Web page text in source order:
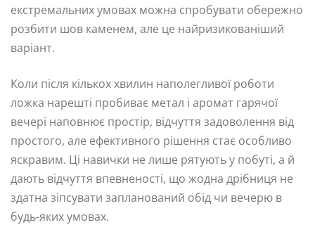
екстремальних умовах можна спробувати обережно
розбити шов каменем, але це найризикованіший
варіант.
Коли після кількох хвилин наполегливої роботи
ложка нарешті пробиває метал і аромат гарячої
вечері наповнює простір, відчуття задоволення від
простого, але ефективного рішення стає особливо
яскравим. Ці навички не лише рятують у побуті, а й
дають відчуття впевненості, що жодна дрібниця не
здатна зіпсувати запланований обід чи вечерю в
будь-яких умовах.